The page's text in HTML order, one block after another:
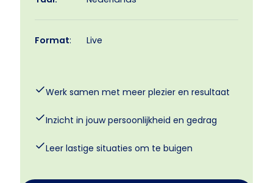
Format: Live
Werk samen met meer plezier en resultaat
Inzicht in jouw persoonlijkheid en gedrag
Leer lastige situaties om te buigen